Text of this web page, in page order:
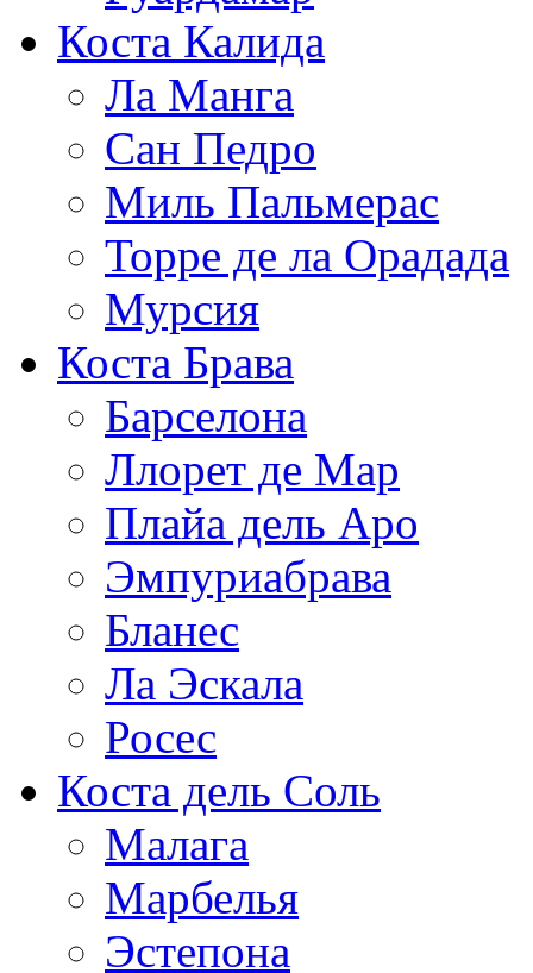
Коста Калида
Ла Манга
Сан Педро
Миль Пальмерас
Торре де ла Орадада
Мурсия
Коста Брава
Барселона
Ллорет де Мар
Плайа дель Аро
Эмпуриабрава
Бланес
Ла Эскала
Росес
Коста дель Соль
Малага
Марбелья
Эстепона